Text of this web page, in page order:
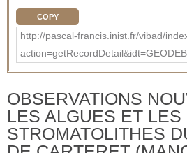
COPY
http://pascal-francis.inist.fr/vibad/
OBSERVATIONS
LES ALGUES ET LES
STROMATOLITHES